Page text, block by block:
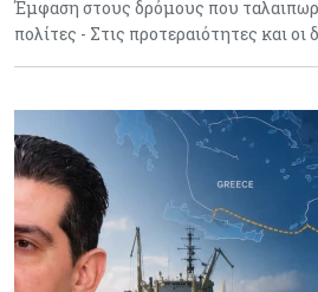
Έμφαση στους δρόμους που
πολίτες - Στις προτεραιότητες και οι